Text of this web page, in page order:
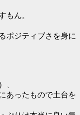
もん。
ポジティブさを身に
、
あったもので土台を